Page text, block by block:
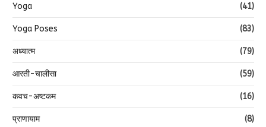
Yoga (41)
Yoga Poses (83)
अध्यात्म (79)
आरती-चालीसा (59)
कवच-अष्टकम (16)
प्राणायाम (8)